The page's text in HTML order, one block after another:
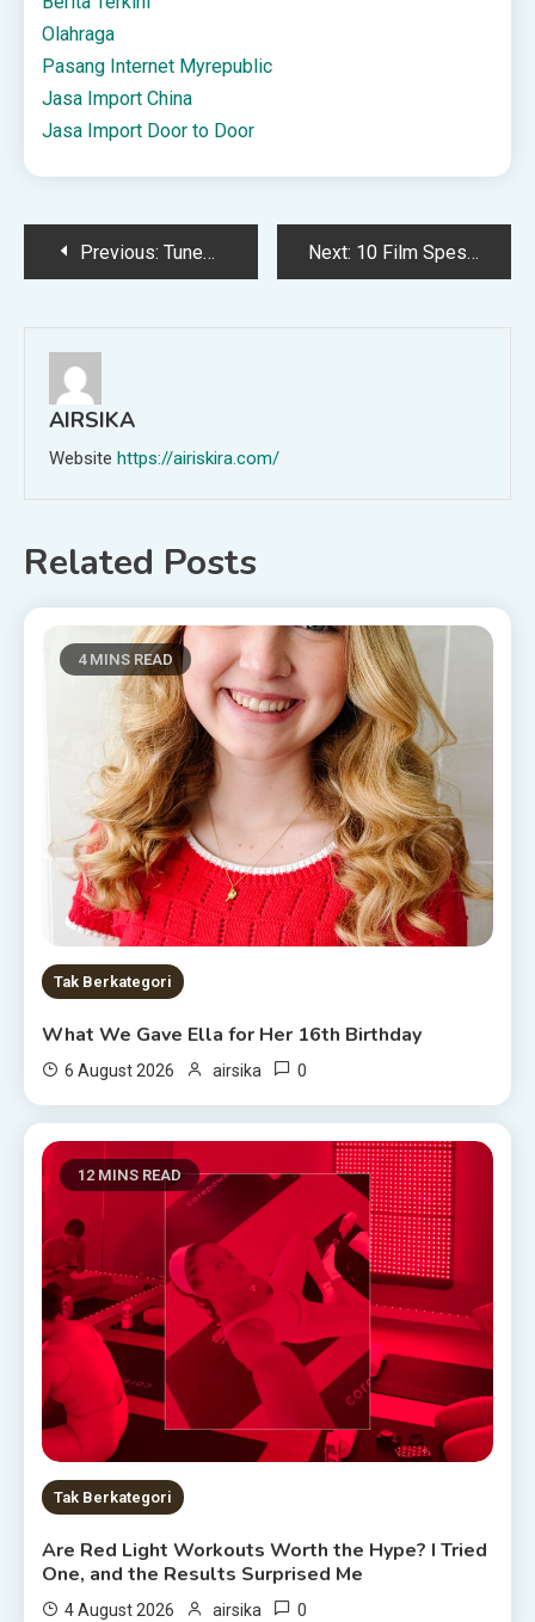
Olahraga
Pasang Internet Myrepublic
Jasa Import China
Jasa Import Door to Door
PostPrevious: TuneCore Wujudkan Mimpi Musisi Mandiri Dengan Adakan “IndieAF” Next: 10 Film Spesial Natal dan Tahun Baru Terbaik Sepanjang Masa, Wajib Tonton!
AIRSIKA
Website https://airiskira.com/
Related Posts
4 MINS READ
Tak Berkategori
What We Gave Ella for Her 16th Birthday
6 August 2026 airsika 0
12 MINS READ
Tak Berkategori
Are Red Light Workouts Worth the Hype? I Tried
One, and the Results Surprised Me
4 August 2026 airsika 0